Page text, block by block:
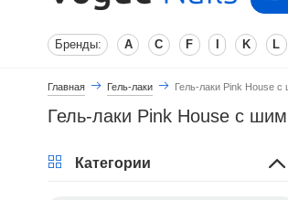
Бренды: A C F K L
Главная Гель-лаки Гель-лаки Pink House
Гель-лаки Pink House с
Категории